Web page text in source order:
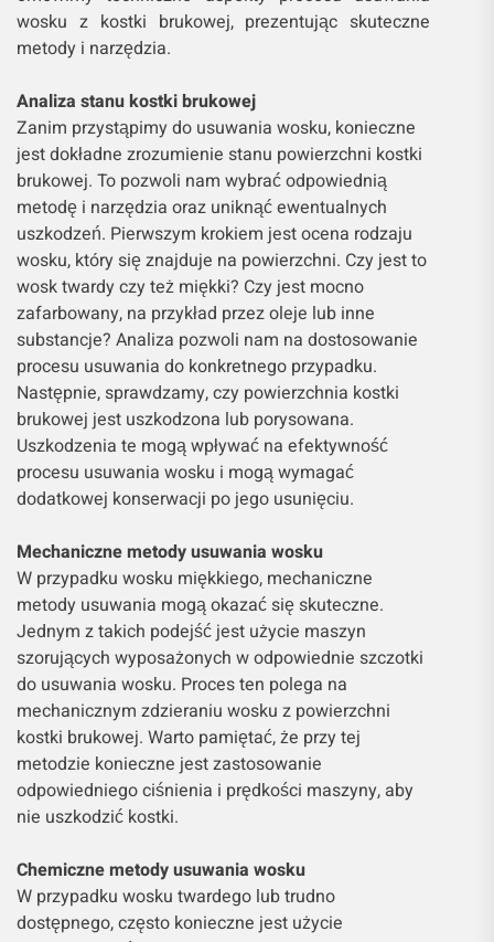
wosku z kostki brukowej, prezentując skuteczne
metody i narzędzia.
Analiza stanu kostki brukowej
Zanim przystąpimy do usuwania wosku, konieczne
jest dokładne zrozumienie stanu powierzchni kostki
brukowej. To pozwoli nam wybrać odpowiednią
metodę i narzędzia oraz uniknąć ewentualnych
uszkodzeń. Pierwszym krokiem jest ocena rodzaju
wosku, który się znajduje na powierzchni. Czy jest to
wosk twardy czy też miękki? Czy jest mocno
zafarbowany, na przykład przez oleje lub inne
substancje? Analiza pozwoli nam na dostosowanie
procesu usuwania do konkretnego przypadku.
Następnie, sprawdzamy, czy powierzchnia kostki
brukowej jest uszkodzona lub porysowana.
Uszkodzenia te mogą wpływać na efektywność
procesu usuwania wosku i mogą wymagać
dodatkowej konserwacji po jego usunięciu.
Mechaniczne metody usuwania wosku
W przypadku wosku miękkiego, mechaniczne
metody usuwania mogą okazać się skuteczne.
Jednym z takich podejść jest użycie maszyn
szorujących wyposażonych w odpowiednie szczotki
do usuwania wosku. Proces ten polega na
mechanicznym zdzieraniu wosku z powierzchni
kostki brukowej. Warto pamiętać, że przy tej
metodzie konieczne jest zastosowanie
odpowiedniego ciśnienia i prędkości maszyny, aby
nie uszkodzić kostki.
Chemiczne metody usuwania wosku
W przypadku wosku twardego lub trudno
dostępnego, często konieczne jest użycie